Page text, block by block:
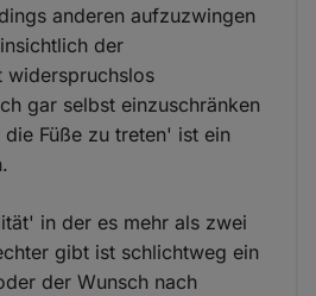
anderen aufzuzwingen
der
widerspruchslos
gar selbst einzuschränken
Füße zu treten' ist ein
in der es mehr als zwei
gibt ist schlichtweg ein
der Wunsch nach